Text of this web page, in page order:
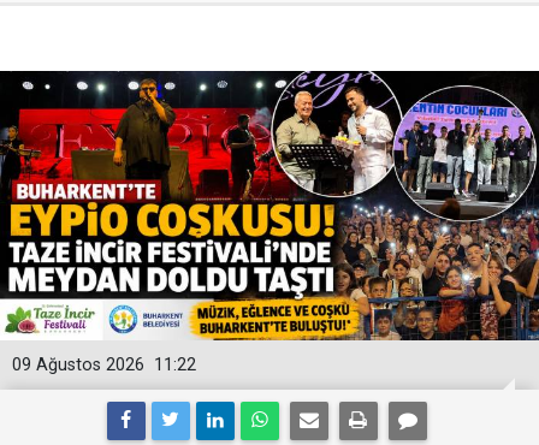
11:22
09 Ağustos 2026